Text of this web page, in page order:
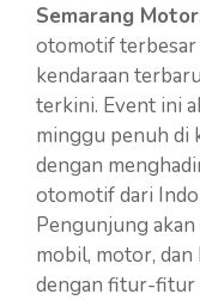
Semarang
otomotif terbesar
kendaraan
terkini. Event ini
minggu penuh di
dengan
otomotif dari
Pengunjung
mobil, motor,
dengan fitur-fitur